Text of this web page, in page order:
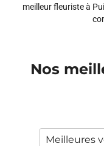
meilleur fleuriste à
Nos